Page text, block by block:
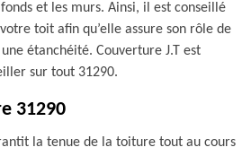
et les murs. Ainsi, il est conseillé
toit afin qu’elle assure son rôle de
étanchéité. Couverture J.T est
sur tout 31290.
31290
la tenue de la toiture tout au cours